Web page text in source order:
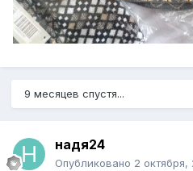
9 месяцев спустя...
надя24
Опубликовано 2 октября,